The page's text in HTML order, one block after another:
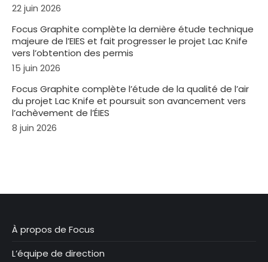
22 juin 2026
Focus Graphite complète la dernière étude technique
majeure de l’EIES et fait progresser le projet Lac Knife
vers l’obtention des permis
15 juin 2026
Focus Graphite complète l’étude de la qualité de l’air
du projet Lac Knife et poursuit son avancement vers
l’achèvement de l’ÉIES
8 juin 2026
À propos de Focus
L’équipe de direction